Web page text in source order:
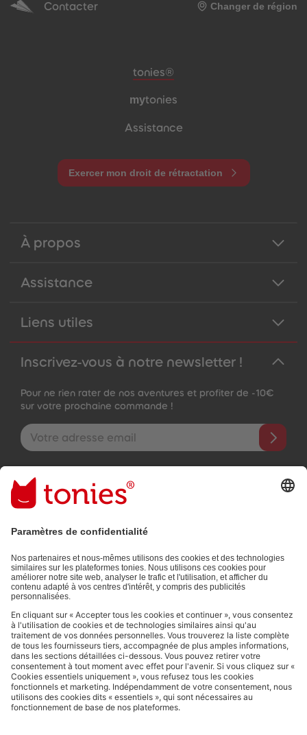
Contacter Changer de région
Pied de page de méta-navigation
tonies®
mytonies
Assistance
Exercer mon droit de rétractation
À propos
Assistance
Liens utiles
Inscrivez-vous à notre newsletter !
Pour ne rien rater de nos aventures et profiter de -10€
sur votre prochaine commande !
Adresse e-mail
grâce aux informations que vous nous avez fournies (par ex.
données de votre compte) et aux données d'utilisation partagées
à des fins publicitaires (par ex. temps d'écoute). Révocable à tout
Les moyens de paiement :
Liens vers les réseaux sociaux
© 2026 tonies GmbH